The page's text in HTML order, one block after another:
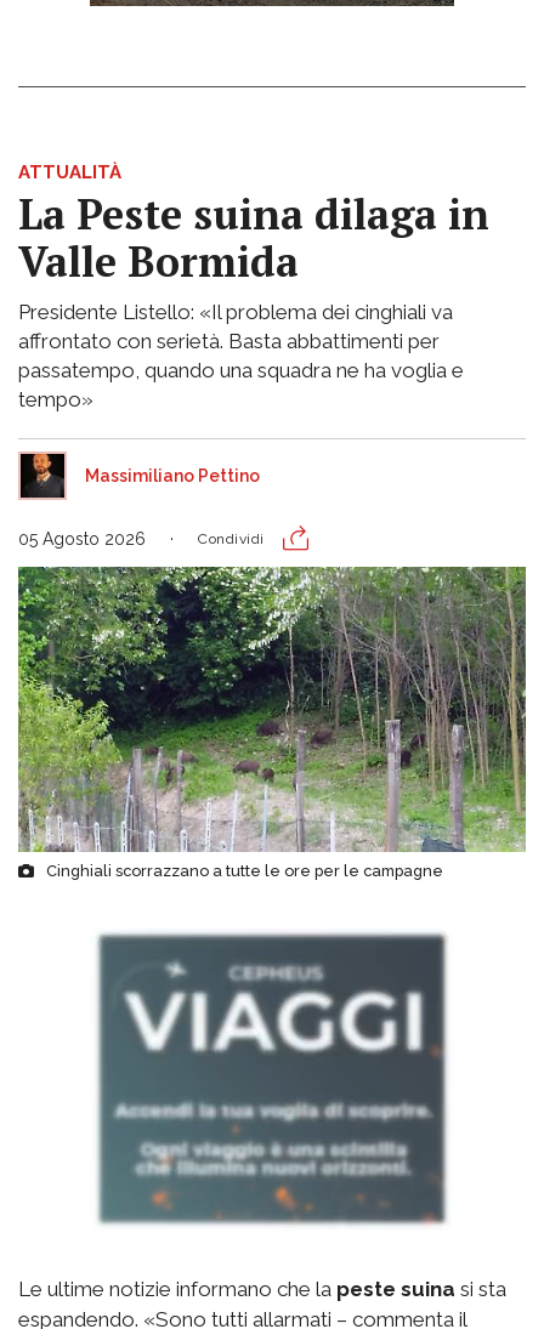
ATTUALITÀ
La Peste suina dilaga in
Valle Bormida
Presidente Listello: «Il problema dei cinghiali va
affrontato con serietà. Basta abbattimenti per
passatempo, quando una squadra ne ha voglia e
tempo»
Massimiliano Pettino
05 Agosto 2026 Condividi
Cinghiali scorrazzano a tutte le ore per le campagne
Le ultime notizie informano che la peste suina si sta
espandendo. «Sono tutti allarmati – commenta il